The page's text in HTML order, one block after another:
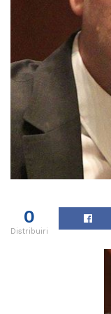
0
Distribuiri